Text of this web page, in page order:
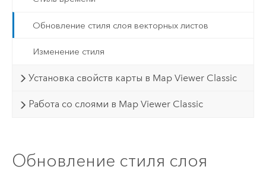
Обновление стиля слоя векторных листов
Изменение стиля
Установка свойств карты в Map Viewer Classic
Работа со слоями в Map Viewer Classic
Обновление стиля слоя